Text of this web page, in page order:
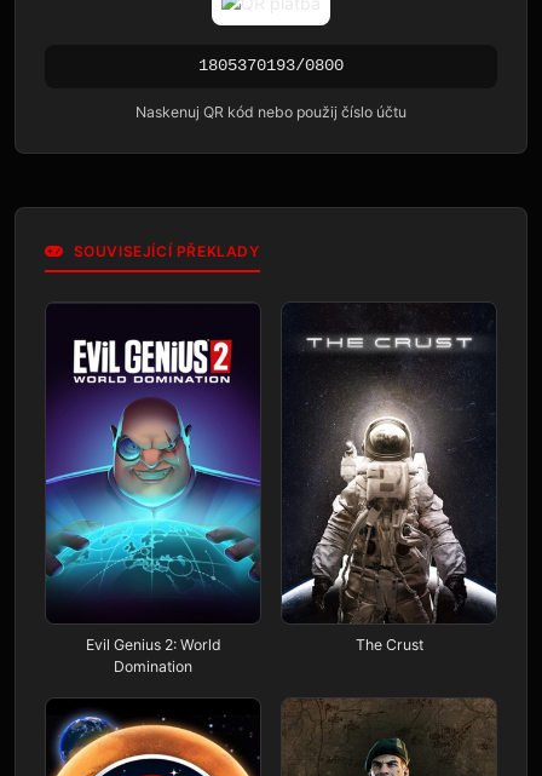
1805370193/0800
Naskenuj QR kód nebo použij číslo účtu
SOUVISEJÍCÍ PŘEKLADY
Evil Genius 2: World
Domination
The Crust